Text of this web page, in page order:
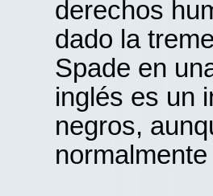
derechos
dado la
Spade en
inglés es un
negros,